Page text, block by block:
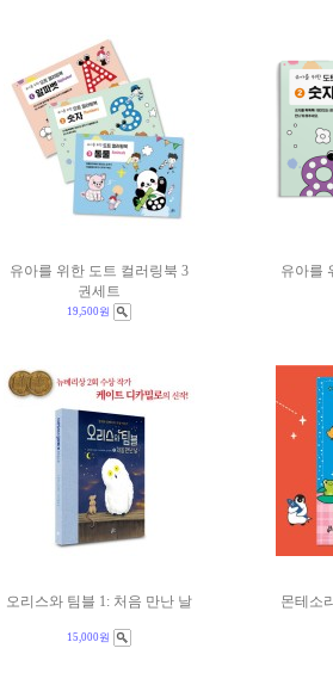
유아를 위한 도트 컬러링북 3
권세트
19,500원
유아를
오리스와 팀블 1: 처음 만난 날
15,000원
몬테소